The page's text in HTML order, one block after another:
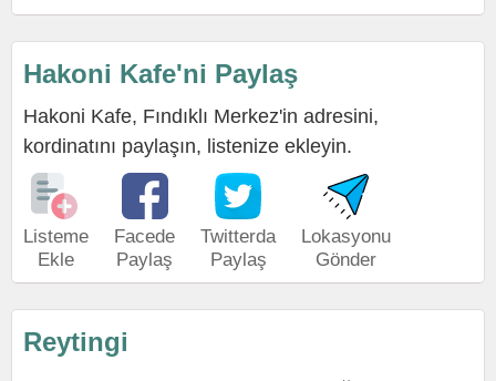
Hakoni Kafe'ni Paylaş
Hakoni Kafe, Fındıklı Merkez'in adresini,
kordinatını paylaşın, listenize ekleyin.
Listeme
Ekle
Facede
Paylaş
Twitterda
Paylaş
Lokasyonu
Gönder
Reytingi